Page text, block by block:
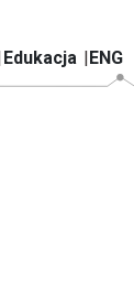
Edukacja ENG